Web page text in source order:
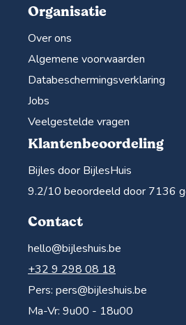
Organisatie
Over ons
Algemene voorwaarden
Databeschermingsverklaring
Jobs
Veelgestelde vragen
Klantenbeoordeling
Bijles door BijlesHuis
9.2/10 beoordeeld door 7136
Contact
hello@bijleshuis.be
+32 9 298 08 18
Pers: pers@bijleshuis.be
Ma-Vr: 9u00 - 18u00